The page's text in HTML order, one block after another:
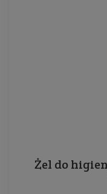
Żel do